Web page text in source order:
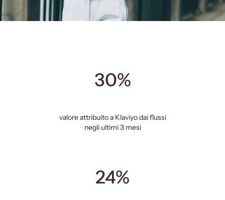
30%
valore attribuito a Klaviyo dai flussi
negli ultimi 3 mesi
24%